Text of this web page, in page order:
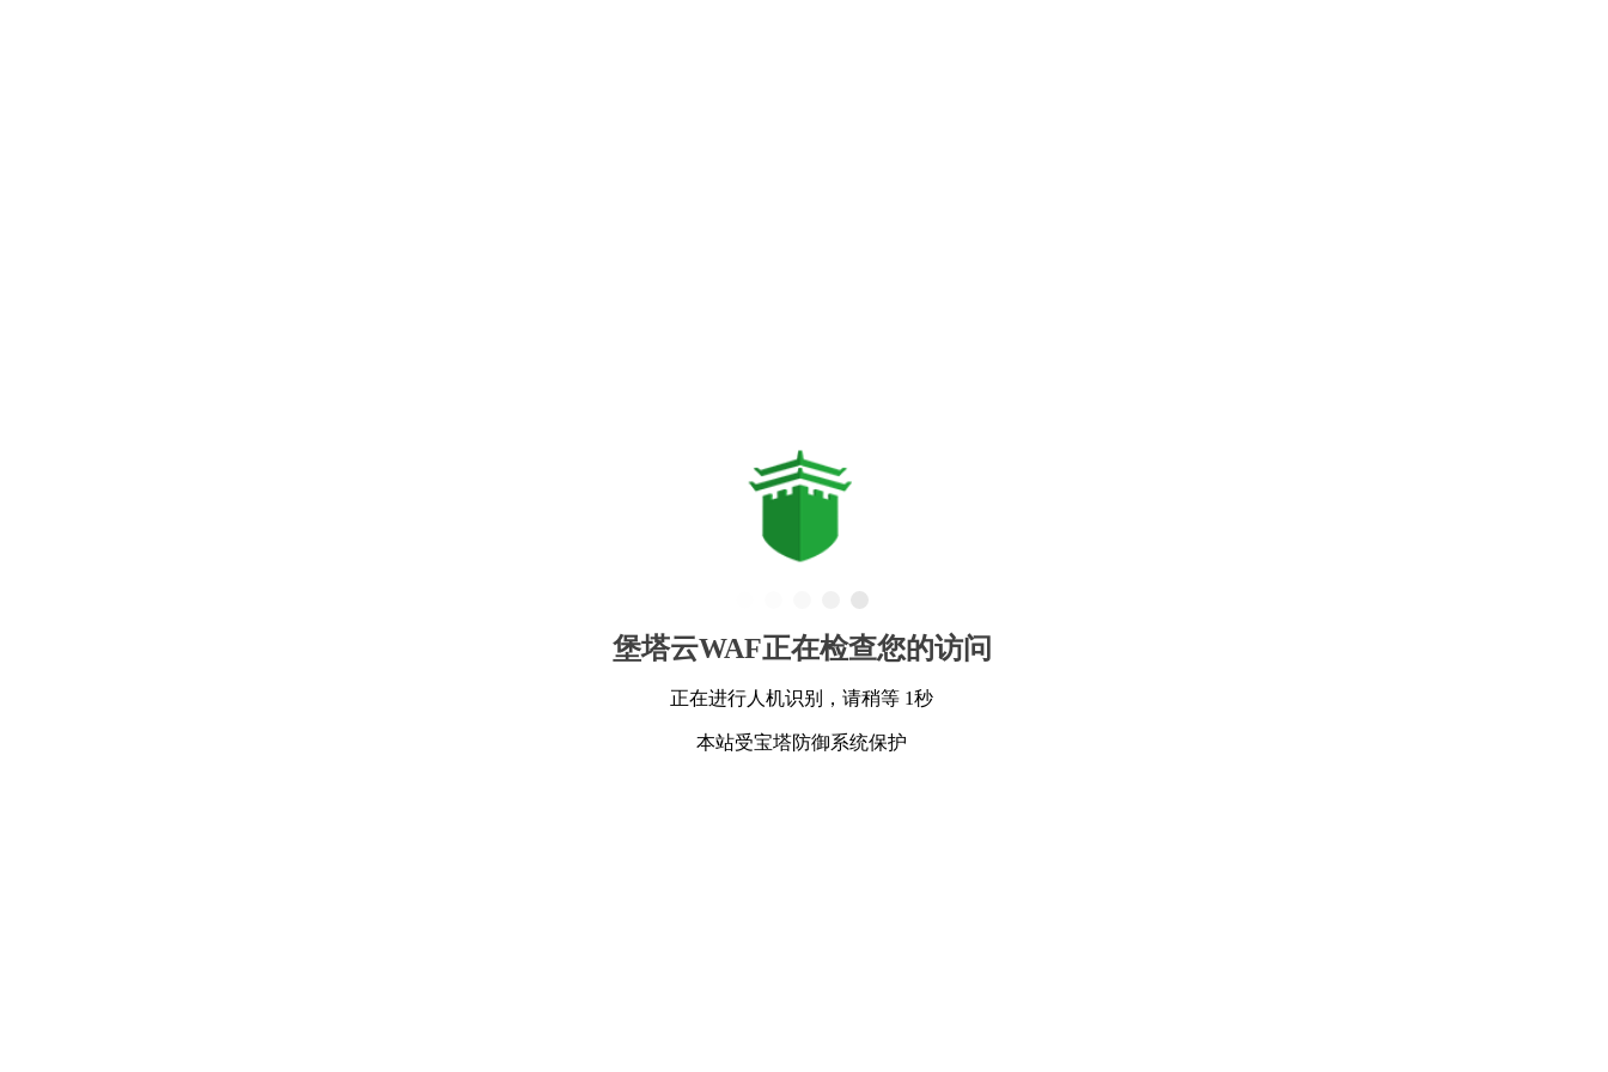
堡塔云WAF正在检查您的访问
正在进行人机识别，请稍等 1秒
本站受宝塔防御系统保护